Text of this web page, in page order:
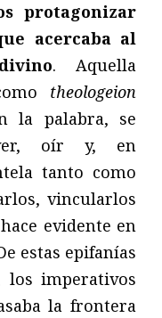
protagonizar
acercaba al
. Aquella
theologeion
la palabra, se
ver, oír y, en
tanto como
vincularlos
evidente en
estas epifanías
los imperativos
la frontera